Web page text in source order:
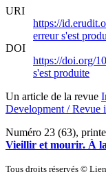
URI
https://
erreur s'est
DOI
https://doi.org/
s'est produite
Un article de la revue
Development / Revue
Numéro 23 (63),
Vieillir et mourir. À
Tous droits réservés ©